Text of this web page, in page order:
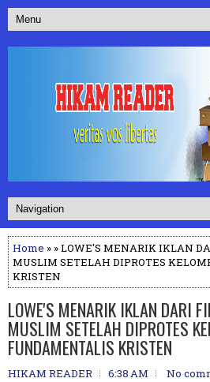
Home » » LOWE'S MENARIK IKLAN
MUSLIM SETELAH DIPROTES
KRISTEN
LOWE'S MENARIK IKLAN DARI
MUSLIM SETELAH DIPROTES
FUNDAMENTALIS KRISTEN
HIKAM READER 6:38 AM
No